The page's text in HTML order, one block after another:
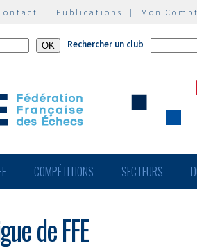
| Publications | Mon
Rechercher un club
COMPÉTITIONS SECTEURS
de FFE